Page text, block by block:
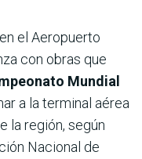
el Aeropuerto
con obras que
Mundial
a la terminal aérea
la región, según
Nacional de